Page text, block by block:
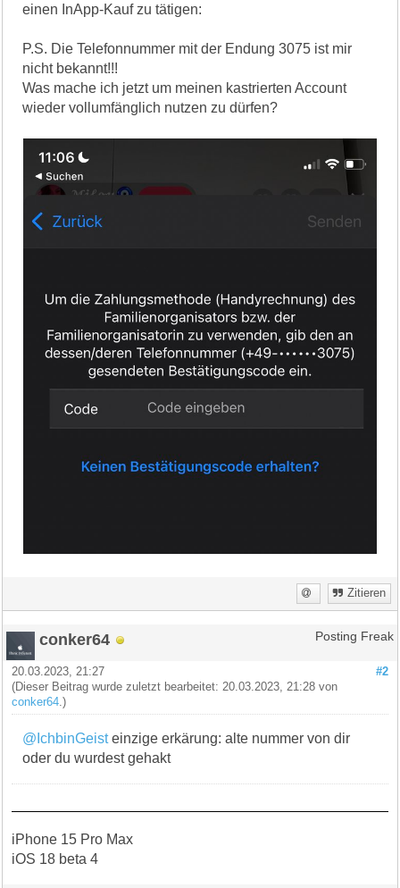
einen InApp-Kauf zu tätigen:
P.S. Die Telefonnummer mit der Endung 3075 ist mir
nicht bekannt!!!
Was mache ich jetzt um meinen kastrierten Account
wieder vollumfänglich nutzen zu dürfen?
Zitieren
conker64 Posting Freak
#2
20.03.2023, 21:27
(Dieser Beitrag wurde zuletzt bearbeitet: 20.03.2023, 21:28 von
conker64.)
@IchbinGeisteinzige erkärung: alte nummer von dir
oder du wurdest gehakt
iPhone 15 Pro Max
iOS 18 beta 4